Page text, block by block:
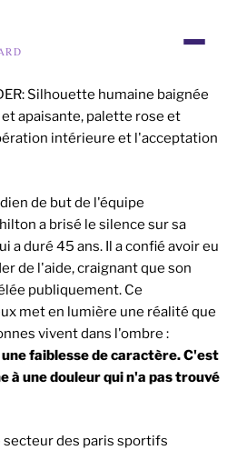
Silhouette humaine baignée
apaisante, palette rose et
intérieure et l'acceptation
de but de l'équipe
a brisé le silence sur sa
a duré 45 ans. Il a confié avoir eu
de l'aide, craignant que son
publiquement. Ce
met en lumière une réalité que
vivent dans l'ombre :
faiblesse de caractère. C'est
à une douleur qui n'a pas trouvé
secteur des paris sportifs